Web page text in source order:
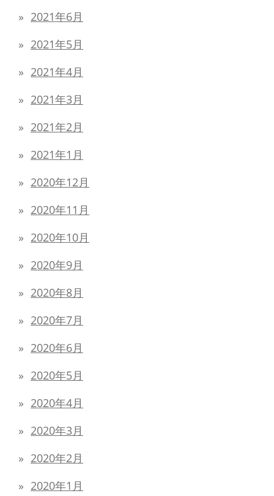
2021年6月
2021年5月
2021年4月
2021年3月
2021年2月
2021年1月
2020年12月
2020年11月
2020年10月
2020年9月
2020年8月
2020年7月
2020年6月
2020年5月
2020年4月
2020年3月
2020年2月
2020年1月